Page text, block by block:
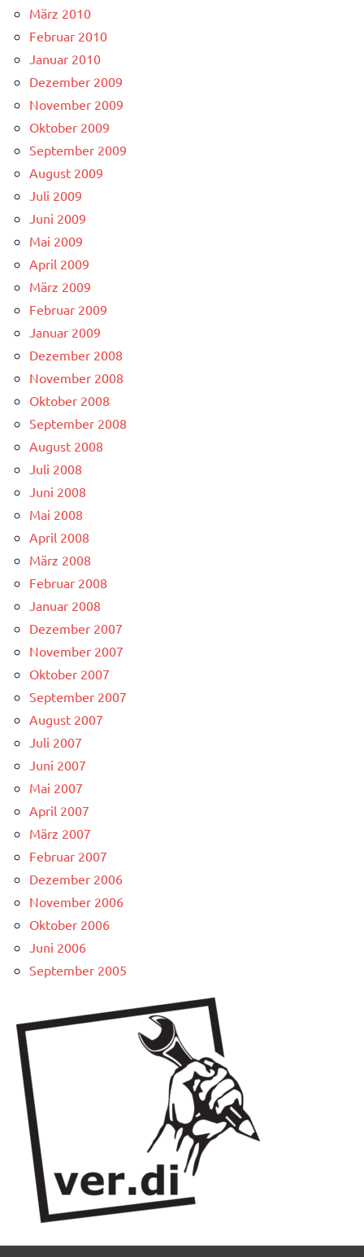
März 2010
Februar 2010
Januar 2010
Dezember 2009
November 2009
Oktober 2009
September 2009
August 2009
Juli 2009
Juni 2009
Mai 2009
April 2009
März 2009
Februar 2009
Januar 2009
Dezember 2008
November 2008
Oktober 2008
September 2008
August 2008
Juli 2008
Juni 2008
Mai 2008
April 2008
März 2008
Februar 2008
Januar 2008
Dezember 2007
November 2007
Oktober 2007
September 2007
August 2007
Juli 2007
Juni 2007
Mai 2007
April 2007
März 2007
Februar 2007
Dezember 2006
November 2006
Oktober 2006
Juni 2006
September 2005